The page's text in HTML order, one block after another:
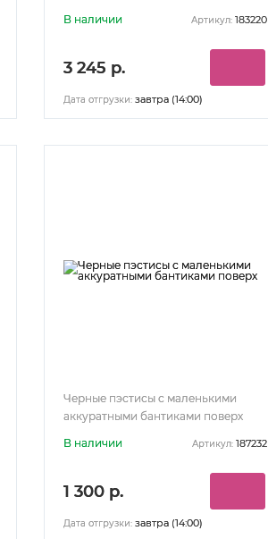
В наличии Артикул: 183220
3 245 р.
Дата отгрузки: завтра (14:00)
Черные пэстисы с маленькими
аккуратными бантиками поверх
В наличии
Артикул: 187232
1 300 р.
Дата отгрузки: завтра (14:00)